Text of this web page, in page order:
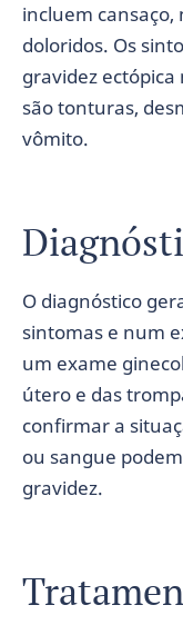
incluem cansaço,
doloridos. Os
gravidez
são tonturas,
vômito.
O diagnóstico
sintomas e num
um exame
útero e das
confirmar a
ou sangue
gravidez.